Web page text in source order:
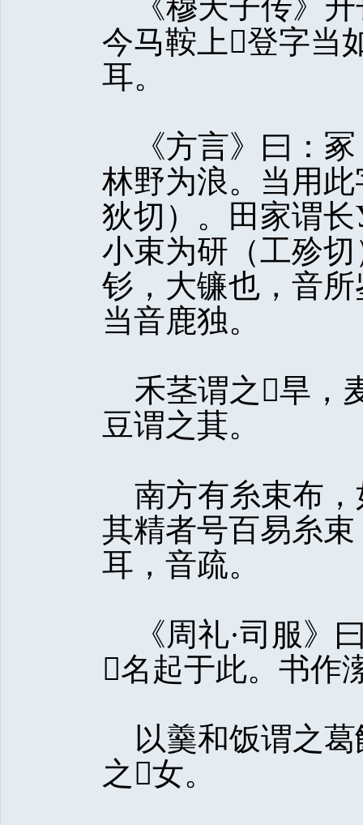
《穆天子传》升
今马鞍上登字当
耳。
《方言》曰：冢
林野为浪。当用
狄切）。田家谓
小束为研（工殄
钐，大镰也，音
当音鹿独。
禾茎谓之旱，
豆谓之萁。
南方有糸束布，
其精者号百易糸
耳，音疏。
《周礼·司服》
名起于此。书作
以羹和饭谓之葛
之女。